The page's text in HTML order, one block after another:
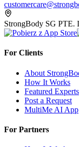
StrongBody SG PTE.
For Clients
About
How It Works
Featured Experts
Post a Request
MultiMe AI App
For Partners